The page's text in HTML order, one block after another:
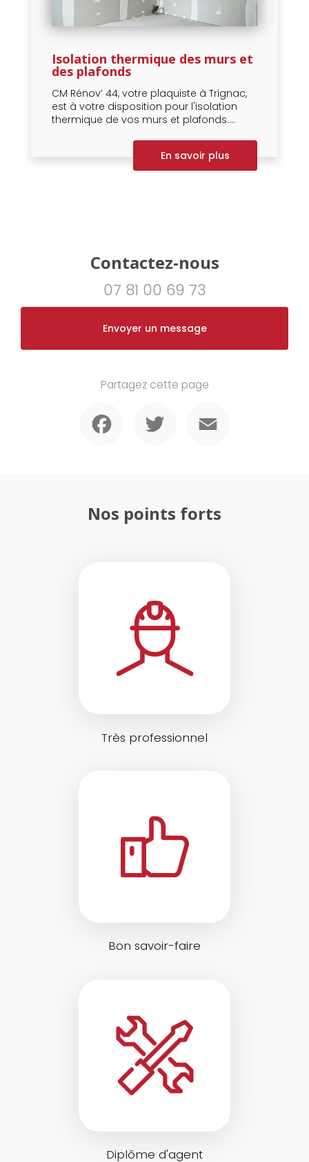
Isolation thermique des murs et
des plafonds
CM Rénov’ 44, votre plaquiste à Trignac,
est à votre disposition pour l'isolation
thermique de vos murs et plafonds....
En savoir plus
Contactez-nous
07 81 00 69 73
Envoyer un message
Partagez cette page
Nos points forts
Très professionnel
Bon savoir-faire
Diplôme d'agent